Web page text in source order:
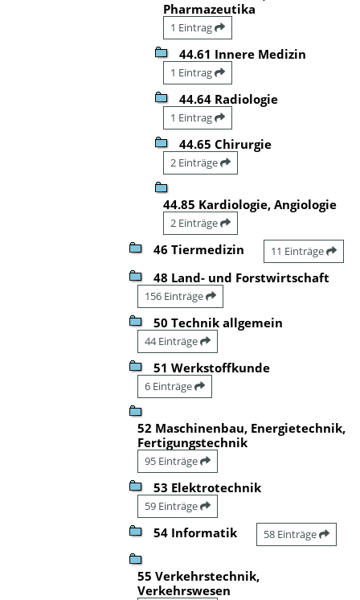
Pharmazeutika
1 Eintrag
44.61 Innere Medizin
1 Eintrag
44.64 Radiologie
1 Eintrag
44.65 Chirurgie
2 Einträge
44.85 Kardiologie, Angiologie
2 Einträge
46 Tiermedizin 11 Einträge
48 Land- und Forstwirtschaft
156 Einträge
50 Technik allgemein
44 Einträge
51 Werkstoffkunde
6 Einträge
52 Maschinenbau, Energietechnik,
Fertigungstechnik
95 Einträge
53 Elektrotechnik
59 Einträge
54 Informatik 58 Einträge
55 Verkehrstechnik,
Verkehrswesen